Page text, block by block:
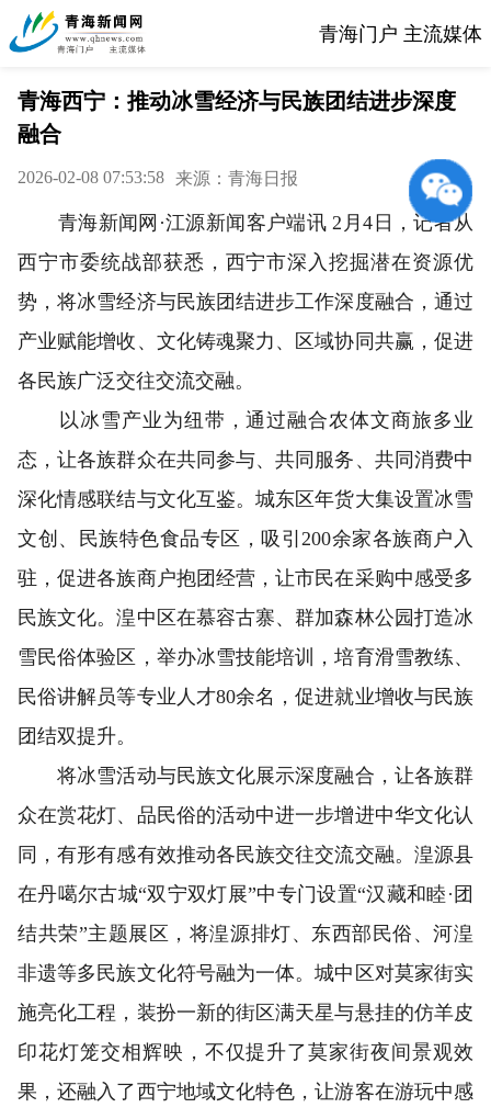
青海门户 主流媒体
青海西宁：推动冰雪经济与民族团结进步深度
融合
2026-02-08 07:53:58 来源：青海日报
青海新闻网·江源新闻客户端讯 2月4日，记者从
西宁市委统战部获悉，西宁市深入挖掘潜在资源优
势，将冰雪经济与民族团结进步工作深度融合，通过
产业赋能增收、文化铸魂聚力、区域协同共赢，促进
各民族广泛交往交流交融。
以冰雪产业为纽带，通过融合农体文商旅多业
态，让各族群众在共同参与、共同服务、共同消费中
深化情感联结与文化互鉴。城东区年货大集设置冰雪
文创、民族特色食品专区，吸引200余家各族商户入
驻，促进各族商户抱团经营，让市民在采购中感受多
民族文化。湟中区在慕容古寨、群加森林公园打造冰
雪民俗体验区，举办冰雪技能培训，培育滑雪教练、
民俗讲解员等专业人才80余名，促进就业增收与民族
团结双提升。
将冰雪活动与民族文化展示深度融合，让各族群
众在赏花灯、品民俗的活动中进一步增进中华文化认
同，有形有感有效推动各民族交往交流交融。湟源县
在丹噶尔古城“双宁双灯展”中专门设置“汉藏和睦·团
结共荣”主题展区，将湟源排灯、东西部民俗、河湟
非遗等多民族文化符号融为一体。城中区对莫家街实
施亮化工程，装扮一新的街区满天星与悬挂的仿羊皮
印花灯笼交相辉映，不仅提升了莫家街夜间景观效
果，还融入了西宁地域文化特色，让游客在游玩中感